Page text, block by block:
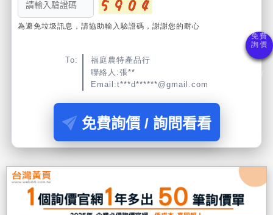
為避免垃圾訊息，請協助輸入驗證碼，謝謝您的耐心
To:
福庭農特產品行
聯絡人:張**
Email:t***d******@gmail.com
免費詢價 / 詢問看看